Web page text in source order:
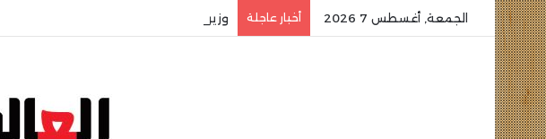
الجمعة, أغسطس 7 2026 أخبار عاجلة وزير الشباب والرياضة يهنئ منتخب مصر